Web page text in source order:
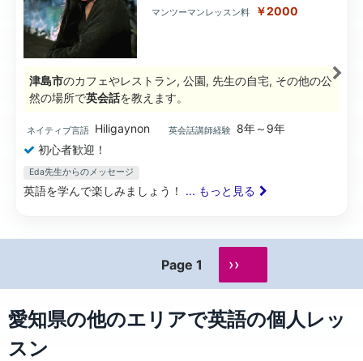
マンツーマンレッスン料 ￥2000
津島市のカフェやレストラン, 公園, 先生の自宅, その他の公
然の場所で英会話を教えます。
ネイティブ言語 Hiligaynon 英会話講師経験
8年～9年
初心者歓迎！
Eda先生からのメッセージ
英語を学んで楽しみましょう！ ... もっと見る
Page 1 ››
愛知県の他のエリアで英語の個人レッ
スン